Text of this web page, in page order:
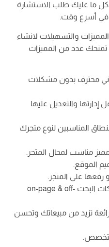
ما عليك طلب الاستشارة
أسرع وقت.
والتسهيلات لانشاء
تمنحك عدد من المميزات
محترف بدون مشكلات
والتعديل عليها
المناسبين لنوع متجرك
مناسب لمجال المتجر.
الموقع.
على المتجر.
نوفر إمكانية تحسين محركات البحث on-page & off-
تزيد من مبيعاتك وتحسن